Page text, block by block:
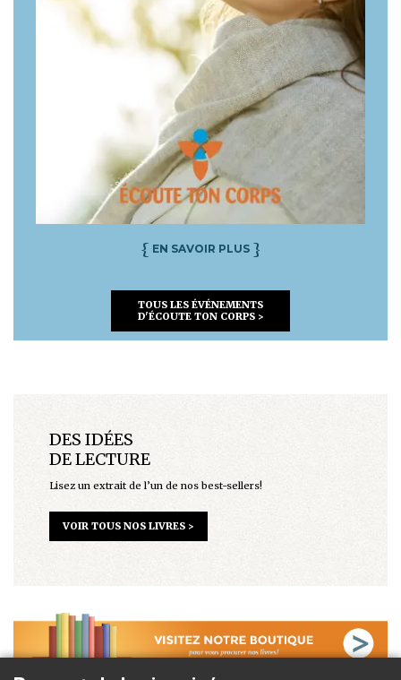
{ EN SAVOIR PLUS }
TOUS LES ÉVÉNEMENTS
D'ÉCOUTE TON CORPS >
DES IDÉES
DE LECTURE
Lisez un extrait de l’un de nos best-sellers!
VOIR TOUS NOS LIVRES >